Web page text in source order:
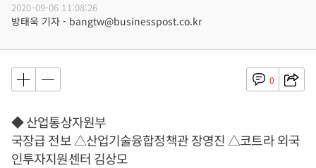
2020-09-06 11:08:26
방태욱 기자 - bangtw@businesspost.co.kr
0
◆ 산업통상자원부
국장급 전보 △산업기술융합정책관 장영진 △코트라 외국
인투자지원센터 김상모